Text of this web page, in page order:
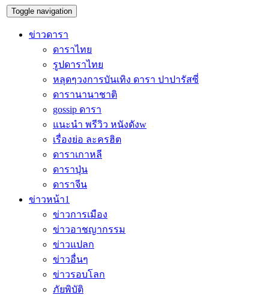
Toggle navigation
ข่าวดารา
ดาราไทย
รูปดาราไทย
หลุดๆวงการบันเทิง ดารา ปาปารัสซี่
ดารานานาชาติ
gossip ดารา
แนะนำ พรีวิว หนังดังw
เรื่องย่อ ละครฮิต
ดาราเกาหลี
ดาราปุ่น
ดาราจีน
ข่าวหน้า1
ข่าวการเมือง
ข่าวอาชญากรรม
ข่าวแปลก
ข่าวอื่นๆ
ข่าวรอบโลก
ภัยพิบัติ